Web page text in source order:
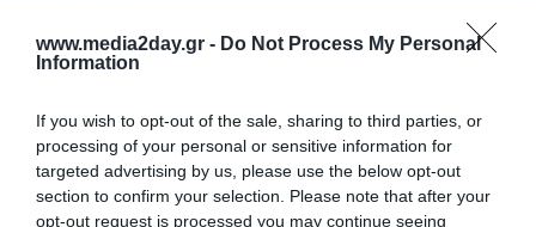
www.media2day.gr - Do Not Process My Personal
Information
If you wish to opt-out of the sale, sharing to third parties, or
processing of your personal or sensitive information for
targeted advertising by us, please use the below opt-out
section to confirm your selection. Please note that after your
opt-out request is processed you may continue seeing
Περιγραφή